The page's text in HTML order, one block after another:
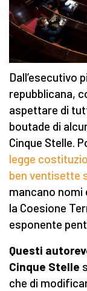
Dall’esecutivo
repubblicana,
aspettare di
boutade di
Cinque Stelle.
legge
ben ventisette
mancano nomi
la Coesione
esponente
Questi
Cinque Stelle
che di